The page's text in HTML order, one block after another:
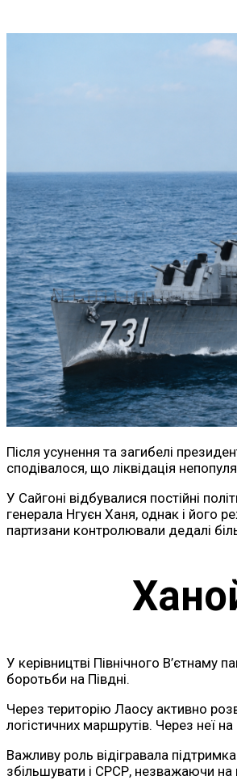
Після усунення та загибелі
сподівалося, що ліквідація
У Сайгоні відбувалися постійні
генерала Нгуєн Ханя, однак і його
партизани контролювали дедалі
У керівництві Північного
боротьби на Півдні.
Через територію Лаосу активно
логістичних маршрутів. Через неї
Важливу роль відігравала
збільшувати і СРСР, незважаючи